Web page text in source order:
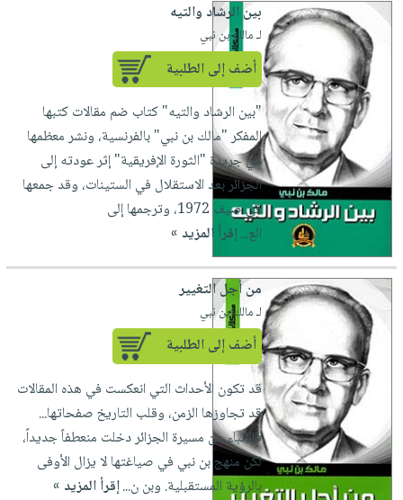
بين الرشاد والتيه
لـ مالك بن نبي
أضف إلى الطلبية
"بين الرشاد والتيه" كتاب ضم مقالات كتبها
المفكر "مالك بن نبي" بالفرنسية، ونشر معظمها
في جريدة "الثورة الإفريقية" إثر عودته إلى
الجزائر بعد الاستقلال في الستينات، وقد جمعها
في صيف 1972، وترجمها إلى
الع...إقرأ المزيد »
من أجل التغيير
لـ مالك بن نبي
أضف إلى الطلبية
قد تكون الأحداث التي انعكست في هذه المقالات
قد تجاوزها الزمن، وقلب التاريخ صفحاتها...
فالأنباء عن مسيرة الجزائر دخلت منعطفاً جديداً،
لكن منهج بن نبي في صياغتها لا يزال الأوفى
بالرؤية المستقبلية. وبن ن...إقرأ المزيد »